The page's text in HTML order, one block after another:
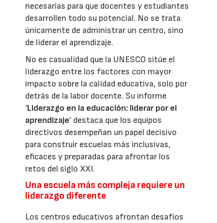
necesarias para que docentes y estudiantes
desarrollen todo su potencial. No se trata
únicamente de administrar un centro, sino
de liderar el aprendizaje.
No es casualidad que la UNESCO sitúe el
liderazgo entre los factores con mayor
impacto sobre la calidad educativa, solo por
detrás de la labor docente. Su informe
‘Liderazgo en la educación: liderar por el
aprendizaje’ destaca que los equipos
directivos desempeñan un papel decisivo
para construir escuelas más inclusivas,
eficaces y preparadas para afrontar los
retos del siglo XXI.
Una escuela más compleja requiere un
liderazgo diferente
Los centros educativos afrontan desafíos